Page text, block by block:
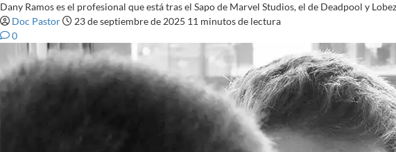
Dany Ramos es el profesional que está tras el Sapo de Marvel Studios, el de Deadpool y
Doc Pastor
23 de septiembre de 2025 11 minutos de lectura
0